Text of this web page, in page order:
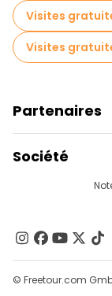
Visites
Visites
Partenaires
Connexion Du
Programme
Société
Contactez-Nous
Groupes
Aide
© Freetour.com